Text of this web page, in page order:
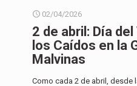
02/04/2026
2 de abril: Día
los Caídos en la
Malvinas
Como cada 2 de abril, desde